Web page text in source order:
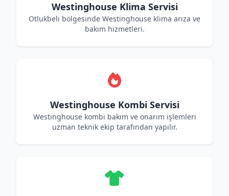
Westinghouse Klima Servisi
Otlukbeli bölgesinde Westinghouse klima arıza ve
bakım hizmetleri.
Westinghouse Kombi Servisi
Westinghouse kombi bakım ve onarım işlemleri
uzman teknik ekip tarafından yapılır.